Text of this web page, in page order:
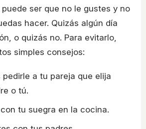
ser que no le gustes y no
hacer. Quizás algún día
o quizás no. Para evitarlo,
simples consejos:
pedirle a tu pareja que elija
o tú.
con tu suegra en la cocina.